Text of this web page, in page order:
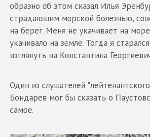
образно об этом сказал Илья
страдающим морской болезнью,
на берег. Меня не укачивает на
укачивало на земле. Тогда я
взглянуть на Константина
Один из слушателей
Бондарев мог бы сказать о
самое.